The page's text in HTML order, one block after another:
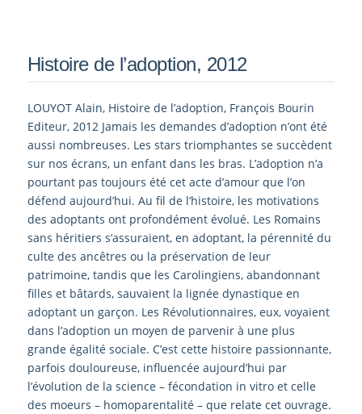
Histoire de l’adoption, 2012
LOUYOT Alain, Histoire de l’adoption, François Bourin
Editeur, 2012 Jamais les demandes d’adoption n’ont été
aussi nombreuses. Les stars triomphantes se succèdent
sur nos écrans, un enfant dans les bras. L’adoption n’a
pourtant pas toujours été cet acte d’amour que l’on
défend aujourd’hui. Au fil de l’histoire, les motivations
des adoptants ont profondément évolué. Les Romains
sans héritiers s’assuraient, en adoptant, la pérennité du
culte des ancêtres ou la préservation de leur
patrimoine, tandis que les Carolingiens, abandonnant
filles et bâtards, sauvaient la lignée dynastique en
adoptant un garçon. Les Révolutionnaires, eux, voyaient
dans l’adoption un moyen de parvenir à une plus
grande égalité sociale. C’est cette histoire passionnante,
parfois douloureuse, influencée aujourd’hui par
l’évolution de la science – fécondation in vitro et celle
des moeurs – homoparentalité – que relate cet ouvrage.